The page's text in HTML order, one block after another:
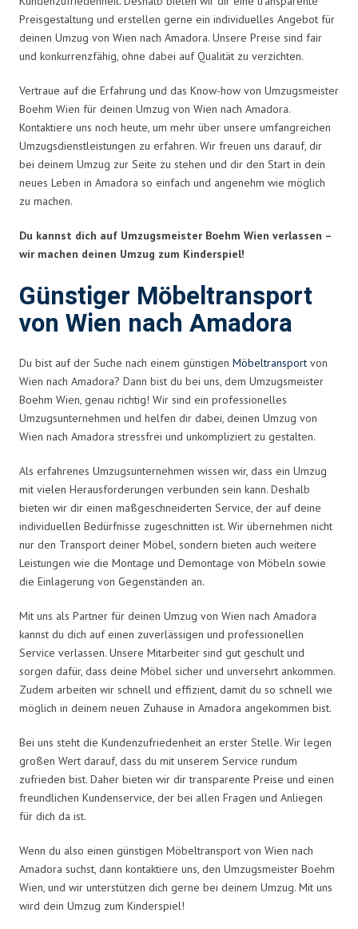
Preisgestaltung und erstellen gerne ein individuelles Angebot für
deinen Umzug von Wien nach Amadora. Unsere Preise sind fair
und konkurrenzfähig, ohne dabei auf Qualität zu verzichten.
Vertraue auf die Erfahrung und das Know-how von Umzugsmeister
Boehm Wien für deinen Umzug von Wien nach Amadora.
Kontaktiere uns noch heute, um mehr über unsere umfangreichen
Umzugsdienstleistungen zu erfahren. Wir freuen uns darauf, dir
bei deinem Umzug zur Seite zu stehen und dir den Start in dein
neues Leben in Amadora so einfach und angenehm wie möglich
zu machen.
Du kannst dich auf Umzugsmeister Boehm Wien verlassen –
wir machen deinen Umzug zum Kinderspiel!
Günstiger Möbeltransport
von Wien nach Amadora
Du bist auf der Suche nach einem günstigen Möbeltransport von
Wien nach Amadora? Dann bist du bei uns, dem Umzugsmeister
Boehm Wien, genau richtig! Wir sind ein professionelles
Umzugsunternehmen und helfen dir dabei, deinen Umzug von
Wien nach Amadora stressfrei und unkompliziert zu gestalten.
Als erfahrenes Umzugsunternehmen wissen wir, dass ein Umzug
mit vielen Herausforderungen verbunden sein kann. Deshalb
bieten wir dir einen maßgeschneiderten Service, der auf deine
individuellen Bedürfnisse zugeschnitten ist. Wir übernehmen nicht
nur den Transport deiner Möbel, sondern bieten auch weitere
Leistungen wie die Montage und Demontage von Möbeln sowie
die Einlagerung von Gegenständen an.
Mit uns als Partner für deinen Umzug von Wien nach Amadora
kannst du dich auf einen zuverlässigen und professionellen
Service verlassen. Unsere Mitarbeiter sind gut geschult und
sorgen dafür, dass deine Möbel sicher und unversehrt ankommen.
Zudem arbeiten wir schnell und effizient, damit du so schnell wie
möglich in deinem neuen Zuhause in Amadora angekommen bist.
Bei uns steht die Kundenzufriedenheit an erster Stelle. Wir legen
großen Wert darauf, dass du mit unserem Service rundum
zufrieden bist. Daher bieten wir dir transparente Preise und einen
freundlichen Kundenservice, der bei allen Fragen und Anliegen
für dich da ist.
Wenn du also einen günstigen Möbeltransport von Wien nach
Amadora suchst, dann kontaktiere uns, den Umzugsmeister Boehm
Wien, und wir unterstützen dich gerne bei deinem Umzug. Mit uns
wird dein Umzug zum Kinderspiel!